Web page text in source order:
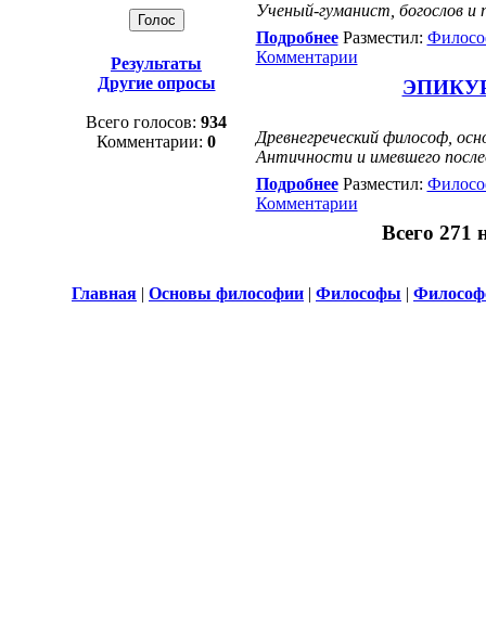
Результаты
Другие опросы
Всего голосов: 934
Комментарии: 0
Ученый-гуманист, богослов и
ПодробнееРазместил:
Комментарии
ЭПИКУР
Древнегреческий философ,
Античности и имевшего
ПодробнееРазместил:
Комментарии
Всего 271
Главная | Основы философии | Философы |